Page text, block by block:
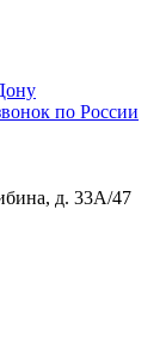
по России
д. 33А/47